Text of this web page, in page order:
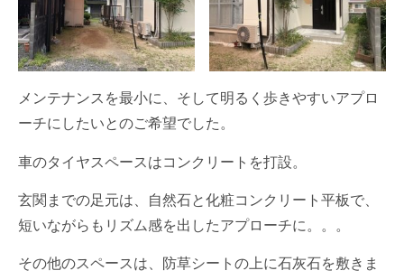
メンテナンスを最小に、そして明るく歩きやすいアプロ
ーチにしたいとのご希望でした。
車のタイヤスペースはコンクリートを打設。
玄関までの足元は、自然石と化粧コンクリート平板で、
短いながらもリズム感を出したアプローチに。。。
その他のスペースは、防草シートの上に石灰石を敷きま